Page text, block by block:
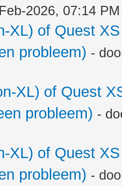
2026, 07:14 PM
XL) of Quest
probleem) -
XL) of Quest
probleem) -
XL) of Quest
probleem) -